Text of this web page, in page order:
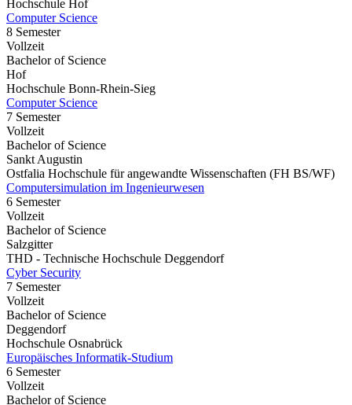
Hochschule Hof
Computer Science
8 Semester
Vollzeit
Bachelor of Science
Hof
Hochschule Bonn-Rhein-Sieg
Computer Science
7 Semester
Vollzeit
Bachelor of Science
Sankt Augustin
Ostfalia Hochschule für angewandte Wissenschaften (FH BS/WF)
Computersimulation im Ingenieurwesen
6 Semester
Vollzeit
Bachelor of Science
Salzgitter
THD - Technische Hochschule Deggendorf
Cyber Security
7 Semester
Vollzeit
Bachelor of Science
Deggendorf
Hochschule Osnabrück
Europäisches Informatik-Studium
6 Semester
Vollzeit
Bachelor of Science